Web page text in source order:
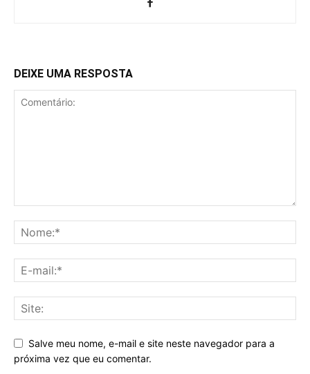
DEIXE UMA RESPOSTA
Salve meu nome, e-mail e site neste navegador para a
próxima vez que eu comentar.